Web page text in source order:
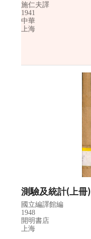
施仁夫譯
1941
中華
上海
測驗及統計(上冊)
國立編譯館編
1948
開明書店
上海